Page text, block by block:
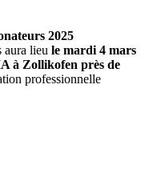
2025
aura lieu le mardi 4 mars
à Zollikofen près de
professionnelle